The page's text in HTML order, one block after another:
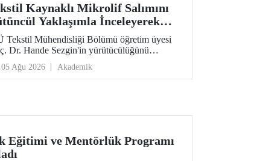
Kaynaklı Mikrolif Salımını
Yaklaşımla İnceleyerek
ve Azaltım Stratejileri
Projeye TÜBİTAK
Tekstil Mühendisliği Bölümü öğretim üyesi
Dr. Hande Sezgin'in yürütücülüğünü
“Sürdürülebilir Pamuk ve Polyester
Tekstil Ürünlerinde Kullanım Koşullarına
Mikrolif Salımı: Aşınma, UV Maruziyeti ve
TÜBİTAK 2515 – COST Aksiyon Üyeleri
hak kazandı.
05 Ağu 2026 Akademik
Eğitimi ve Mentörlük Programı